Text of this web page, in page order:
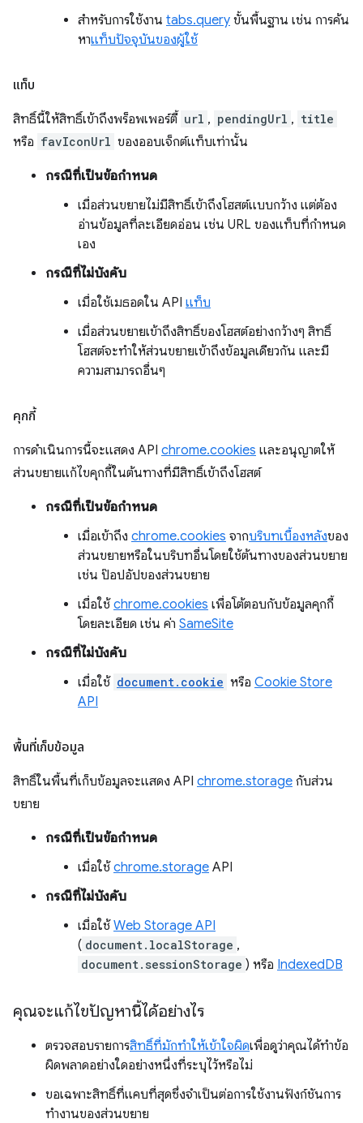
สำหรับการใช้งาน tabs.query ขั้นพื้นฐาน เช่น การค้น
หาแท็บปัจจุบันของผู้ใช้
แท็บ
สิทธิ์นี้ให้สิทธิ์เข้าถึงพร็อพเพอร์ตี้ url , pendingUrl , title
หรือ favIconUrl ของออบเจ็กต์แท็บเท่านั้น
กรณีที่เป็นข้อกำหนด
เมื่อส่วนขยายไม่มีสิทธิ์เข้าถึงโฮสต์แบบกว้าง แต่ต้อง
อ่านข้อมูลที่ละเอียดอ่อน เช่น URL ของแท็บที่กำหนด
เอง
กรณีที่ไม่บังคับ
เมื่อใช้เมธอดใน API แท็บ
เมื่อส่วนขยายเข้าถึงสิทธิ์ของโฮสต์อย่างกว้างๆ สิทธิ์
โฮสต์จะทำให้ส่วนขยายเข้าถึงข้อมูลเดียวกัน และมี
ความสามารถอื่นๆ
คุกกี้
การดำเนินการนี้จะแสดง API chrome.cookies และอนุญาตให้
ส่วนขยายแก้ไขคุกกี้ในต้นทางที่มีสิทธิ์เข้าถึงโฮสต์
กรณีที่เป็นข้อกำหนด
เมื่อเข้าถึง chrome.cookies จากบริบทเบื้องหลังของ
ส่วนขยายหรือในบริบทอื่นโดยใช้ต้นทางของส่วนขยาย
เช่น ป๊อปอัปของส่วนขยาย
เมื่อใช้ chrome.cookies เพื่อโต้ตอบกับข้อมูลคุกกี้
โดยละเอียด เช่น ค่า SameSite
กรณีที่ไม่บังคับ
เมื่อใช้ document.cookie หรือ Cookie Store
API
พื้นที่เก็บข้อมูล
สิทธิ์ในพื้นที่เก็บข้อมูลจะแสดง API chrome.storage กับส่วน
ขยาย
กรณีที่เป็นข้อกำหนด
เมื่อใช้ chrome.storage API
กรณีที่ไม่บังคับ
เมื่อใช้ Web Storage API
( document.localStorage ,
document.sessionStorage ) หรือ IndexedDB
คุณจะแก้ไขปัญหานี้ได้อย่างไร
ตรวจสอบรายการสิทธิ์ที่มักทำให้เข้าใจผิดเพื่อดูว่าคุณได้ทำข้อ
ผิดพลาดอย่างใดอย่างหนึ่งที่ระบุไว้หรือไม่
ขอเฉพาะสิทธิ์ที่แคบที่สุดซึ่งจำเป็นต่อการใช้งานฟังก์ชันการ
ทำงานของส่วนขยาย